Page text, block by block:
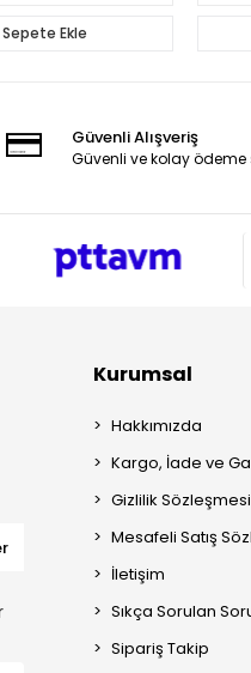
Sepete Ekle
Güvenli Alışveriş
Güvenli ve kolay ödeme
Kurumsal
Hakkımızda
Kargo, İade ve
Gizlilik Sözleşmesi
Mesafeli Satış
İletişim
Sıkça Sorulan
Sipariş Takip